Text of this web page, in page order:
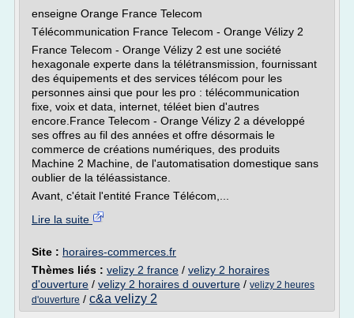
enseigne Orange France Telecom
Télécommunication France Telecom - Orange Vélizy 2
France Telecom - Orange Vélizy 2 est une société
hexagonale experte dans la télétransmission, fournissant
des équipements et des services télécom pour les
personnes ainsi que pour les pro : télécommunication
fixe, voix et data, internet, téléet bien d'autres
encore.France Telecom - Orange Vélizy 2 a développé
ses offres au fil des années et offre désormais le
commerce de créations numériques, des produits
Machine 2 Machine, de l'automatisation domestique sans
oublier de la téléassistance.
Avant, c'était l'entité France Télécom,...
Lire la suite
Site : horaires-commerces.fr
Thèmes liés : velizy 2 france / velizy 2 horaires
d'ouverture / velizy 2 horaires d ouverture / velizy 2 heures
d'ouverture / c&a velizy 2